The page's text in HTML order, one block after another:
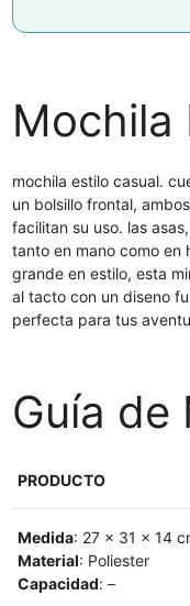
Mochila
mochila estilo casual.
un bolsillo frontal,
facilitan su uso. las
tanto en mano como en
grande en estilo, esta
al tacto con un diseno
perfecta para tus
Guía de
PRODUCTO
Medida: 27 x 31 x 14
Material: Poliester
Capacidad: –